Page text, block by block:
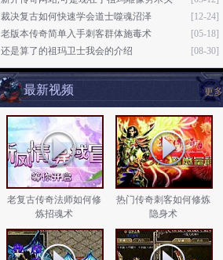
[12-24]
裁决复古如何快速学会道士噬魂沼泽
[05-18]
老版本传奇简单入手刺客群体施毒术
[08-30]
还是算了的祖玛卫士我会的介绍
更多
最新视频
老复古传奇法师如何修
炼招魂术
热门传奇刺客如何修炼
隐身术